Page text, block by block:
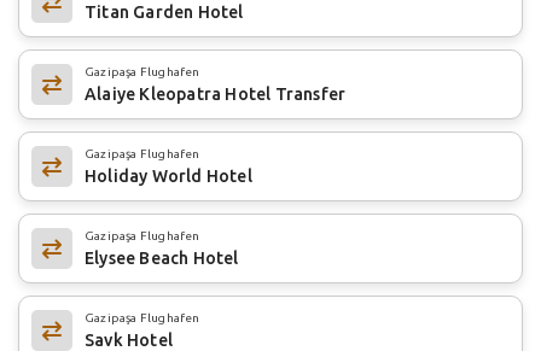
Titan Garden Hotel
Gazipaşa Flughafen
Alaiye Kleopatra Hotel Transfer
Gazipaşa Flughafen
Holiday World Hotel
Gazipaşa Flughafen
Elysee Beach Hotel
Gazipaşa Flughafen
Savk Hotel